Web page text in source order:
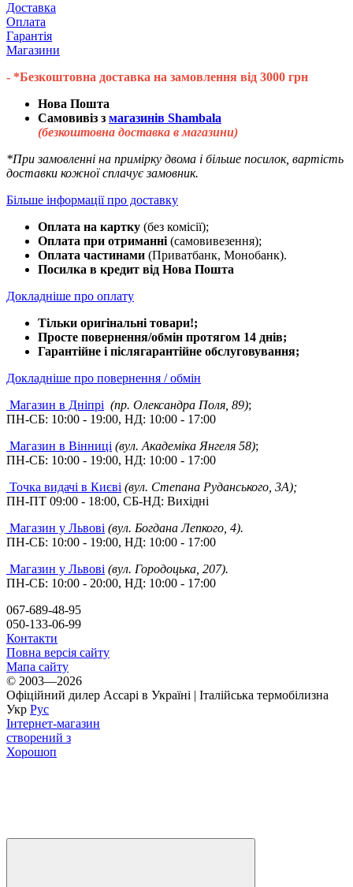
Доставка
Оплата
Гарантія
Магазини
- *Безкоштовна доставка на замовлення від 3000 грн
Нова Пошта
Самовивіз з магазинів Shambala
(безкоштовна доставка в магазини)
*При замовленні на примірку двома і більше посилок, вартість
доставки кожної сплачує замовник.
Більше інформації про доставку
Оплата на картку (без комісії);
Оплата при отриманні (самовивезення);
Оплата частинами (Приватбанк, Монобанк).
Посилка в кредит від Нова Пошта
Докладніше про оплату
Тільки оригінальні товари!;
Просте повернення/обмін протягом 14 днів;
Гарантійне і післягарантійне обслуговування;
Докладніше про повернення / обмін
Магазин в Дніпрі (пр. Олександра Поля, 89);
ПН-СБ: 10:00 - 19:00, НД: 10:00 - 17:00
Магазин в Вінниці (вул. Академіка Янгеля 58);
ПН-СБ: 10:00 - 19:00, НД: 10:00 - 17:00
Точка видачі в Києві (вул. Степана Руданського, 3А);
ПН-ПТ 09:00 - 18:00, СБ-НД: Вихідні
Магазин у Львові (вул. Богдана Лепкого, 4).
ПН-СБ: 10:00 - 19:00, НД: 10:00 - 17:00
Магазин у Львові (вул. Городоцька, 207).
ПН-СБ: 10:00 - 20:00, НД: 10:00 - 17:00
067-689-48-95
050-133-06-99
Контакти
Повна версія сайту
Мапа сайту
© 2003—2026
Офіційний дилер Accapi в Україні | Італійська термобілизна
Укр Рус
Інтернет-магазин
створений з
Хорошоп